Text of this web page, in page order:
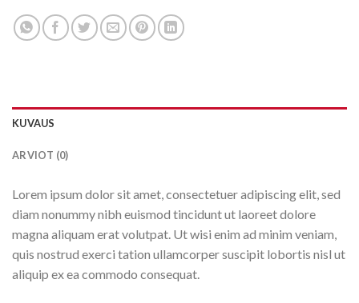
KUVAUS
ARVIOT (0)
Lorem ipsum dolor sit amet, consectetuer adipiscing elit, sed
diam nonummy nibh euismod tincidunt ut laoreet dolore
magna aliquam erat volutpat. Ut wisi enim ad minim veniam,
quis nostrud exerci tation ullamcorper suscipit lobortis nisl ut
aliquip ex ea commodo consequat.